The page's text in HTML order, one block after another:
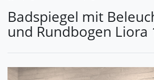
Badspiegel mit
und Rundbogen Liora